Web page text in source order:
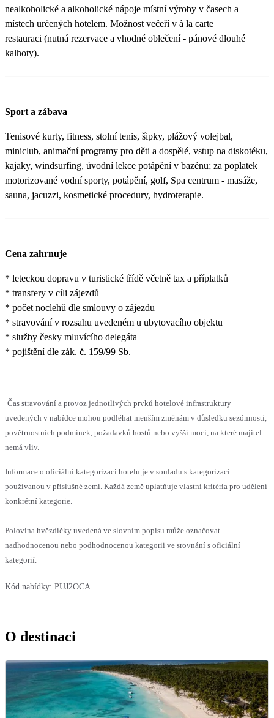
nealkoholické a alkoholické nápoje místní výroby v časech a
místech určených hotelem. Možnost večeří v à la carte
restauraci (nutná rezervace a vhodné oblečení - pánové dlouhé
kalhoty).
Sport a zábava
Tenisové kurty, fitness, stolní tenis, šipky, plážový volejbal,
miniclub, animační programy pro děti a dospělé, vstup na diskotéku,
kajaky, windsurfing, úvodní lekce potápění v bazénu; za poplatek
motorizované vodní sporty, potápění, golf, Spa centrum - masáže,
sauna, jacuzzi, kosmetické procedury, hydroterapie.
Cena zahrnuje
* leteckou dopravu v turistické třídě včetně tax a příplatků
* transfery v cíli zájezdů
* počet noclehů dle smlouvy o zájezdu
* stravování v rozsahu uvedeném u ubytovacího objektu
* služby česky mluvícího delegáta
* pojištění dle zák. č. 159/99 Sb.
Čas stravování a provoz jednotlivých prvků hotelové infrastruktury
uvedených v nabídce mohou podléhat menším změnám v důsledku sezónnosti,
povětrnostních podmínek, požadavků hostů nebo vyšší moci, na které majitel
nemá vliv.
Informace o oficiální kategorizaci hotelu je v souladu s kategorizací
používanou v příslušné zemi. Každá země uplatňuje vlastní kritéria pro udělení
konkrétní kategorie.
Polovina hvězdičky uvedená ve slovním popisu může označovat
nadhodnocenou nebo podhodnocenou kategorii ve srovnání s oficiální
kategorií.
Kód nabídky: PUJ2OCA
O destinaci